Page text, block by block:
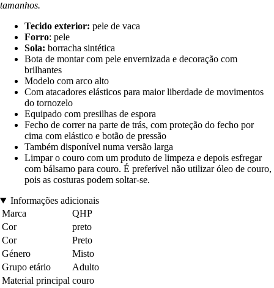
tamanhos.
Tecido exterior: pele de vaca
Forro: pele
Sola: borracha sintética
Bota de montar com pele envernizada e decoração com
brilhantes
Modelo com arco alto
Com atacadores elásticos para maior liberdade de movimentos
do tornozelo
Equipado com presilhas de espora
Fecho de correr na parte de trás, com proteção do fecho por
cima com elástico e botão de pressão
Também disponível numa versão larga
Limpar o couro com um produto de limpeza e depois esfregar
com bálsamo para couro. É preferível não utilizar óleo de couro,
pois as costuras podem soltar-se.
Informações adicionais
Marca
QHP
Cor
preto
Cor
Preto
Género
Misto
Grupo etário
Adulto
Material principal couro